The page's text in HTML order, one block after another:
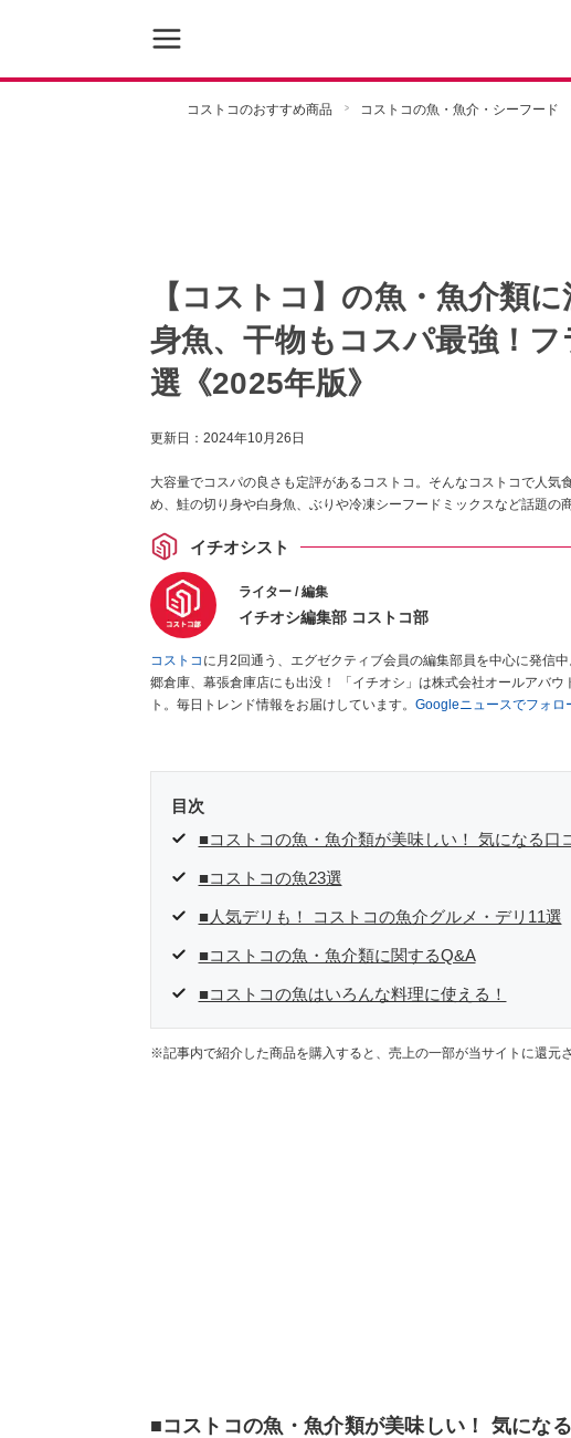
コストコのおすすめ商品 コストコの魚・魚介・シーフード
【コストコ】の魚・魚介類
身魚、干物もコスパ最強！
選《2025年版》
更新日： 2024年10月26日
大容量でコスパの良さも定評があるコストコ。そんなコストコで人気
め、鮭の切り身や白身魚、ぶりや冷凍シーフードミックスなど話題の
イチオシスト
ライター / 編集
イチオシ編集部 コストコ部
コストコ に月2回通う、エグゼクティブ会員の編集部員を中心に発信
郷倉庫、幕張倉庫店にも出没！ 「イチオシ」は株式会社オールアバ
ト。毎日トレンド情報をお届けしています。 Googleニュースでフォロ
目次
■コストコの魚・魚介類が美味しい！ 気になる口
■コストコの魚23選
■人気デリも！ コストコの魚介グルメ・デリ11選
■コストコの魚・魚介類に関するQ&A
■コストコの魚はいろんな料理に使える！
※記事内で紹介した商品を購入すると、売上の一部が当サイトに還元
■コストコの魚・魚介類が美味しい！ 気にな